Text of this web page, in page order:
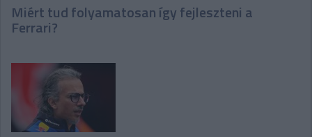
Miért tud folyamatosan így fejleszteni a
Ferrari?